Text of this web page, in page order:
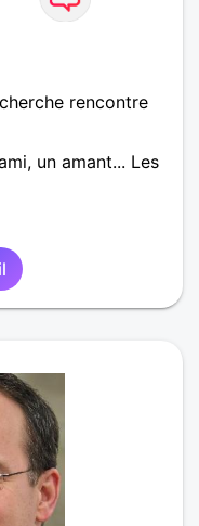
rencontre
un amant... Les